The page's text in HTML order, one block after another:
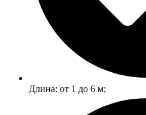
Длина: от 1 до 6 м;